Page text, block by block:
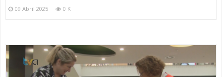
09 Abril 2025 0 K